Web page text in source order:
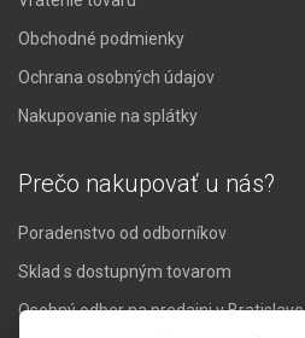
Obchodné podmienky
Ochrana osobných údajov
Nakupovanie na splátky
Prečo nakupovať u nás?
Poradenstvo od odborníkov
Sklad s dostupným tovarom
Osobný odber na predajni v Bratislave